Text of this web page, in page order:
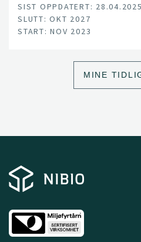
SIST OPPDATERT: 28.04.2025
SLUTT: OKT 2027
START: NOV 2023
MINE